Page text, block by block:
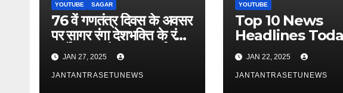
YOUTUBE SAGAR
76 वें गणतंत्र दिवस के अवसर
पर सागर रंगा देशभक्ति के रंग में
,हर्षोल्लास और उत्साह पूर्वक
मनाया गया गणतंत्र दिवस
JAN 27, 2025
JANTANTRASETUNEWS
YOUTUBE
Top 10 News
Headlines
JAN 22, 2025
JANTANTRASETUNEWS